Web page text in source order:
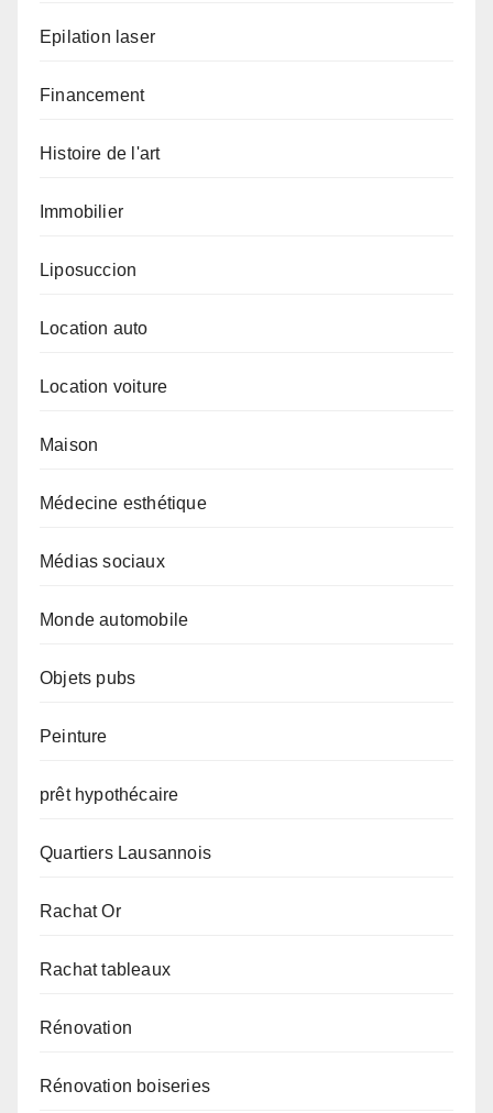
Epilation laser
Financement
Histoire de l'art
Immobilier
Liposuccion
Location auto
Location voiture
Maison
Médecine esthétique
Médias sociaux
Monde automobile
Objets pubs
Peinture
prêt hypothécaire
Quartiers Lausannois
Rachat Or
Rachat tableaux
Rénovation
Rénovation boiseries